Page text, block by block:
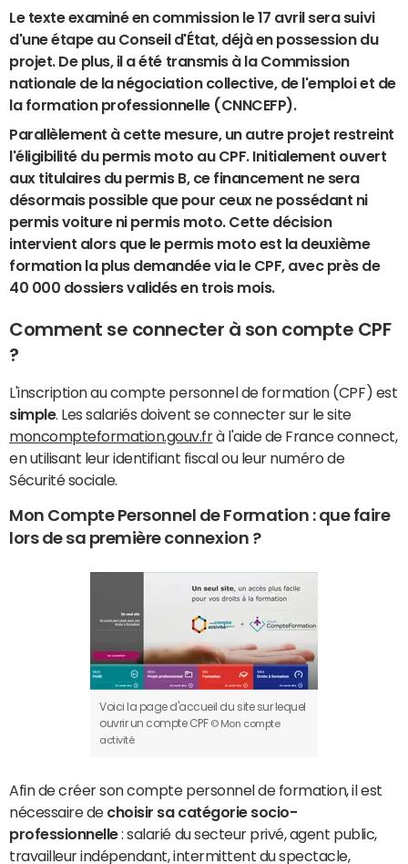
Le texte examiné en commission le 17 avril sera suivi
d'une étape au Conseil d'État, déjà en possession du
projet. De plus, il a été transmis à la Commission
nationale de la négociation collective, de l'emploi et de
la formation professionnelle (CNNCEFP).
Parallèlement à cette mesure, un autre projet restreint
l'éligibilité du permis moto au CPF. Initialement ouvert
aux titulaires du permis B, ce financement ne sera
désormais possible que pour ceux ne possédant ni
permis voiture ni permis moto. Cette décision
intervient alors que le permis moto est la deuxième
formation la plus demandée via le CPF, avec près de
40 000 dossiers validés en trois mois.
Comment se connecter à son compte CPF
?
L'inscription au compte personnel de formation (CPF) est
simple. Les salariés doivent se connecter sur le site
moncompteformation.gouv.frà l'aide de France connect,
en utilisant leur identifiant fiscal ou leur numéro de
Sécurité sociale.
Mon Compte Personnel de Formation : que faire
lors de sa première connexion ?
Voici la page d'accueil du site sur lequel
ouvrir un compte CPF © Mon compte
activité
Afin de créer son compte personnel de formation, il est
nécessaire de choisir sa catégorie socio-
professionnelle: salarié du secteur privé, agent public,
travailleur indépendant, intermittent du spectacle,